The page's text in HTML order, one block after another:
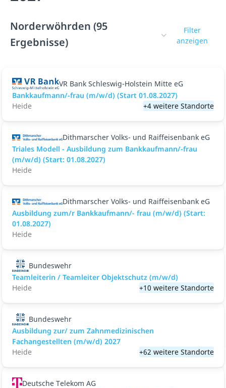
Norderwöhrden (95
Ergebnisse)
Filter
anzeigen
VR Bank Schleswig-Holstein Mitte eG
Bankkaufmann/-frau (m/w/d) (Start 01.08.2027)
Heide
+4 weitere Standorte
Dithmarscher Volks- und Raiffeisenbank eG
Triales Modell - Ausbildung zum Bankkaufmann/-frau
(m/w/d) (Start: 01.08.2027)
Heide
Dithmarscher Volks- und Raiffeisenbank eG
Ausbildung zum/r Bankkaufmann/- frau (m/w/d) (Start:
01.08.2027)
Heide
Bundeswehr
Teamleiterin / Teamleiter Objektschutz (m/w/d)
Heide
+10 weitere Standorte
Bundeswehr
Ausbildung zur/ zum Zahnmedizinischen
Fachangestellten (m/w/d) 2027
Heide
+62 weitere Standorte
Deutsche Telekom AG